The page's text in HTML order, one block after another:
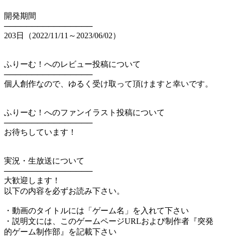
開発期間
────────────────
203日（2022/11/11～2023/06/02）
ふりーむ！へのレビュー投稿について
────────────────
個人創作なので、ゆるく受け取って頂けますと幸いです。
ふりーむ！へのファンイラスト投稿について
────────────────
お待ちしています！
実況・生放送について
────────────────
大歓迎します！
以下の内容を必ずお読み下さい。
・動画のタイトルには「ゲーム名」を入れて下さい
・説明文には、このゲームページURLおよび制作者『突発
的ゲーム制作部』を記載下さい